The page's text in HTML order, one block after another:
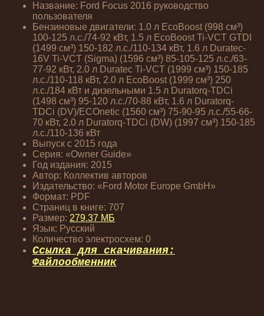
Название: Ford Focus 2016 руководство
пользователя
Бензиновые двигатели: 1.0 л EcoBoost (998 см³)
100-125 л.с./74-92 кВт, 1.5 л EcoBoost Ti-VCT GTDI
(1499 см³) 150-182 л.с./110-134 кВт, 1.6 л Duratec-
16V Ti-VCT (Sigma) (1596 см³) 85-105-125 л.с./63-
77-92 кВт, 2.0 л Duratec Ti-VCT (1999 см³) 150-185
л.с./110-118 кВт, 2.0 л EcoBoost (1999 см³) 250
л.с./184 кВт и дизельными 1.5 л Duratorq-TDCi
(1498 см³) 95-120 л.с./70-88 кВт, 1.6 л Duratorq-
TDCi (DV)/ECOnetic (1560 см³) 75-90-95 л.с./55-66-
70 кВт, 2.0 л Duratorq-TDCi (DW) (1997 см³) 150-185
л.с./110-136 кВт
Выпуск с 2015 года
Серия: «Owner Guide»
Год издания: 2015
Автор: Коллектив авторов
Издательство: «Ford Motor Europe GmbH»
Формат: PDF
Страниц в книге: 707
Размер: 279.37 МБ
Язык: Русский
Количество электросхем: 0
Ссылка для скачивания:
Файлообменник